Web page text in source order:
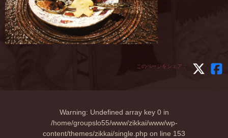
このページをシェア：
Warning: Undefined array key 0 in
/home/groupslo55/www/zikkai/www/wp-
content/themes/zikkai/single.php on line 153